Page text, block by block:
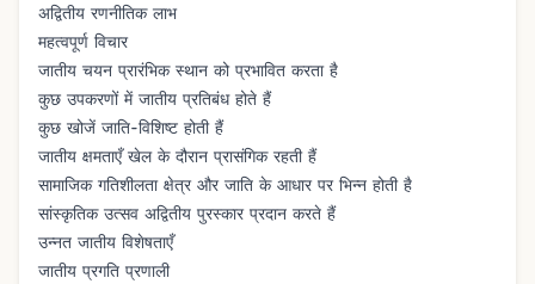
अद्वितीय रणनीतिक लाभ
महत्वपूर्ण विचार
जातीय चयन प्रारंभिक स्थान को प्रभावित करता है
कुछ उपकरणों में जातीय प्रतिबंध होते हैं
कुछ खोजें जाति-विशिष्ट होती हैं
जातीय क्षमताएँ खेल के दौरान प्रासंगिक रहती हैं
सामाजिक गतिशीलता क्षेत्र और जाति के आधार पर भिन्न होती है
सांस्कृतिक उत्सव अद्वितीय पुरस्कार प्रदान करते हैं
उन्नत जातीय विशेषताएँ
जातीय प्रगति प्रणाली